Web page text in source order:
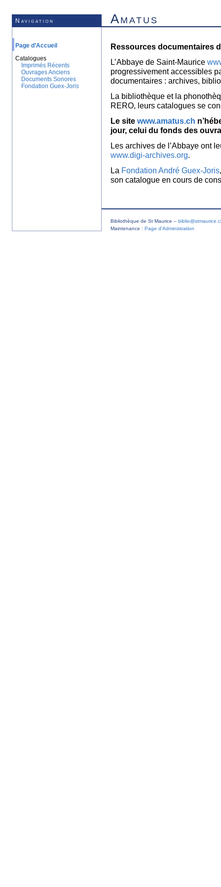
Navigation Amatus
Page d’Accueil
Catalogues
Imprimés Récents
Ouvrages Anciens
Documents Sonores
Fondation Guex-Joris
Ressources documentaires
L’Abbaye de Saint-Maurice
progressivement accessibles
documentaires : archives,
La bibliothèque et la
RERO, leurs catalogues se
Le site www.amatus.ch
jour, celui du fonds des
Les archives de l’Abbaye ont
www.digi-archives.org.
La Fondation André Guex-Joris
son catalogue en cours de
Bibliothèque de St Maurice –
Maintenance : Page d’Administration